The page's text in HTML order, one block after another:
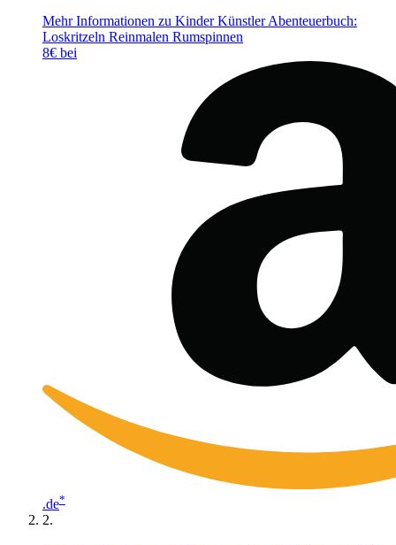
Mehr Informationen zu Kinder Künstler Abenteuerbuch:
Loskritzeln Reinmalen Rumspinnen
8€ bei
.de*